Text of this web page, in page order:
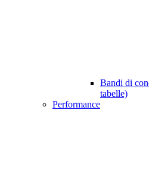
Bandi di
tabelle)
Performance